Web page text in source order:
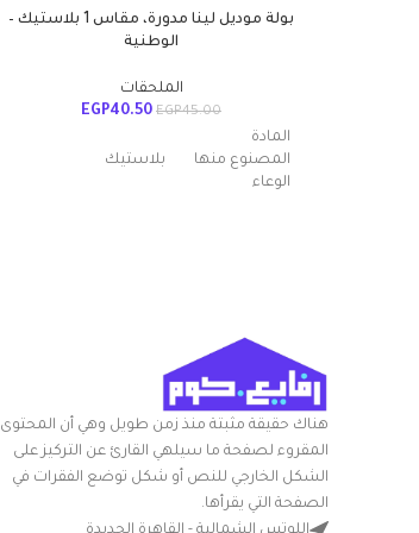
بولة موديل لينا مدورة، مقاس 1 بلاستيك –
الوطنية
الملحقات
EGP45.00
EGP40.50
المادة
المصنوع منها
الوعاء
بلاستيك
اللون
شكل السلعة مستدير
قدّم المكونات
هناك حقيقة مثبتة منذ زمن طويل وهي أن المحتوى
المقروء لصفحة ما سيلهي القارئ عن التركيز على
الشكل الخارجي للنص أو شكل توضع الفقرات في
الصفحة التي يقرأها.